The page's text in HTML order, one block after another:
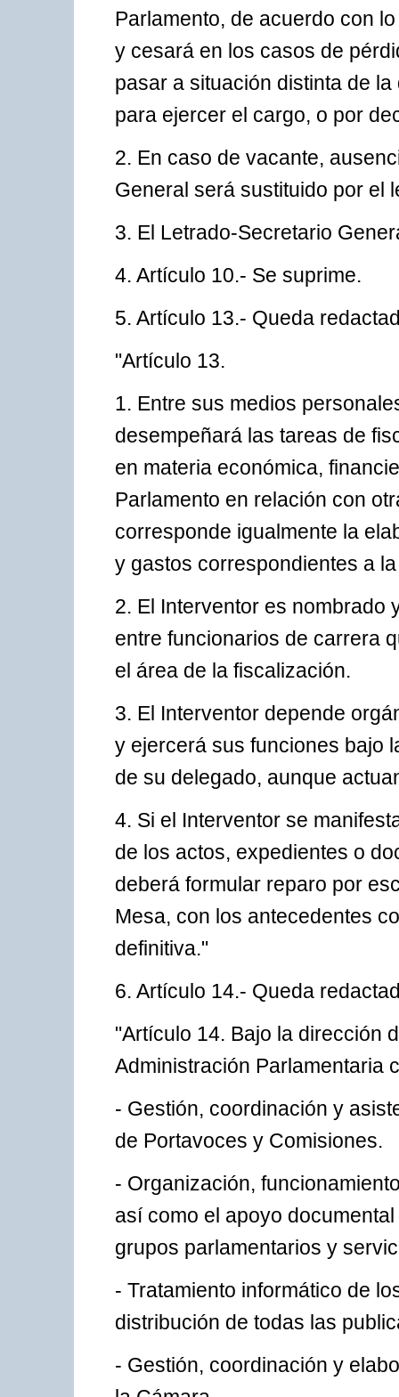
Parlamento, de acuerdo con
y cesará en los casos de
pasar a situación distinta de
para ejercer el cargo, o por
2. En caso de vacante,
General será sustituido por el
3. El Letrado-Secretario
4. Artículo 10.- Se suprime.
5. Artículo 13.- Queda
"Artículo 13.
1. Entre sus medios
desempeñará las tareas de
en materia económica,
Parlamento en relación con
corresponde igualmente la
y gastos correspondientes a
2. El Interventor es nombrado
entre funcionarios de carrera
el área de la fiscalización.
3. El Interventor depende
y ejercerá sus funciones bajo
de su delegado, aunque
4. Si el Interventor se
de los actos, expedientes o
deberá formular reparo por
Mesa, con los antecedentes
definitiva."
6. Artículo 14.- Queda
"Artículo 14. Bajo la dirección
Administración Parlamentaria
- Gestión, coordinación y
de Portavoces y Comisiones.
- Organización,
así como el apoyo
grupos parlamentarios y
- Tratamiento informático de
distribución de todas las
- Gestión, coordinación y